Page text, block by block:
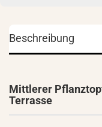
Beschreibung
Mittlerer
Terrasse